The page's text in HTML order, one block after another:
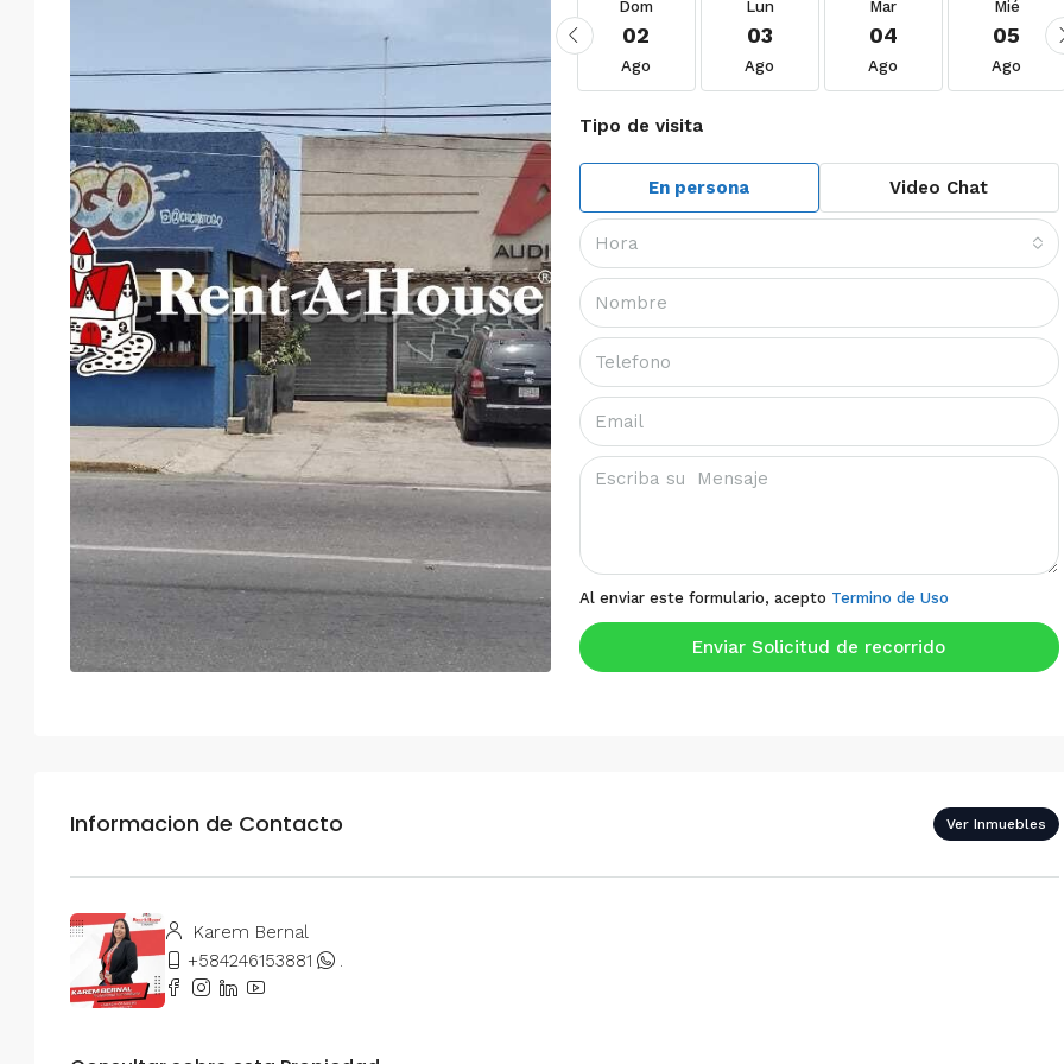
Ago
15
Ago Ago
Dom
02
Ago
Lun
03
Ago
Mar
04
Ago
Mié
05
Ago
Tipo de visita
En persona Video Chat
Hora
Al enviar este formulario, acepto Termino de Uso
Enviar Solicitud de recorrido
Informacion de Contacto Ver Inmuebles
Karem Bernal
+584246153881
.